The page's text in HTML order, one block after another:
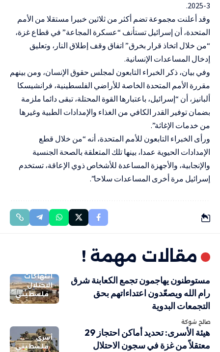
3-2025.
وقد أعلنت مجموعة تضم أكثر من ثلاثين خبيرا مستقلا من الأمم
المتحدة، أن إسرائيل تستأنف “عسكرة المجاعة” في قطاع غزة،
“من خلال اتخاذ قرار بخرق” اتفاق وقف إطلاق النار، وتعليق
إدخال المساعدات الإنسانية.
وفي بيان، ذكر الخبراء التابعون لمجلس حقوق الإنسان، ومن بينهم
مقررة الأمم المتحدة الخاصة للأراضي الفلسطينية، فرانشيسكا
ألبانيز، أن “إسرائيل، باعتبارها القوة المحتلة، تبقى دائما ملزمة
بضمان توفير القدر الكافي من الغذاء والإمدادات الطبية وغيرها
من خدمات الإغاثة”.
ورأى الخبراء التابعون للأمم المتحدة، أنه “من خلال قطع
الإمدادات الحيوية عمدا، بينها تلك المتعلقة بالصحة الجنسية
والإنجابية، والأجهزة المساعدة للأشخاص ذوي الإعاقة، تستخدم
إسرائيل مرة أخرى المساعدات سلاحا”.
مقالات مهمة !
انتهاكات
الاحتلال
فلسطيني
مستوطنون يهاجمون تجمع الكعابنة شرق
رام الله ويصعّدون اعتداءاتهم بحق
التجمعات البدوية
صالح شوكة
أسرى
فلسطيني
هيئة الأسرى: تحديد أماكن احتجاز 29
معتقلاً من غزة في سجون الاحتلال